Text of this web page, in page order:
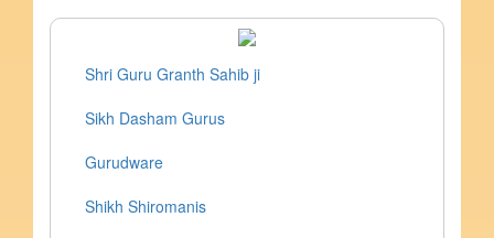
Shri Guru Granth Sahib ji
Sikh Dasham Gurus
Gurudware
Shikh Shiromanis